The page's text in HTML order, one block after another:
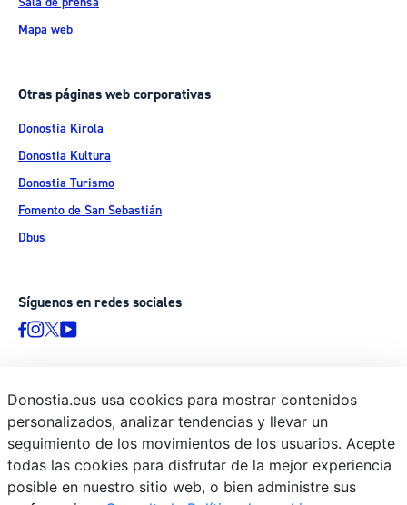
Mapa web
Otras páginas web corporativas
Donostia Kirola
Donostia Kultura
Donostia Turismo
Fomento de San Sebastián
Dbus
Síguenos en redes sociales
© Donostiako Udala - Ayuntamiento de Donostia / San Sebastián
Ijentea 1, 20003 Donostia / San Sebastián
Aviso legal
Política de privacidad
Donostia.eus usa cookies para mostrar contenidos
personalizados, analizar tendencias y llevar un
seguimiento de los movimientos de los usuarios. Acepte
todas las cookies para disfrutar de la mejor experiencia
posible en nuestro sitio web, o bien administre sus